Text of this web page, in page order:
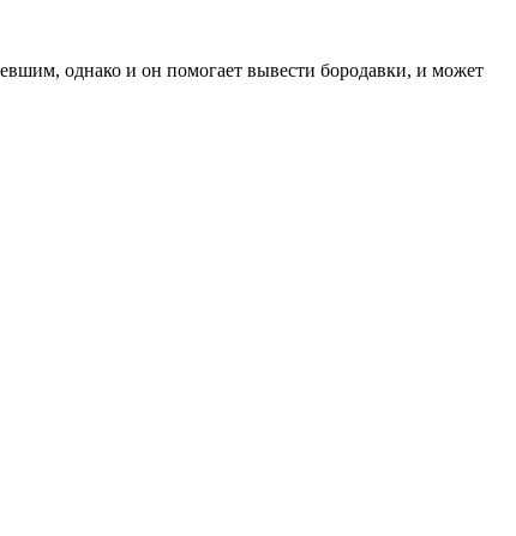
однако и он помогает вывести бородавки, и может